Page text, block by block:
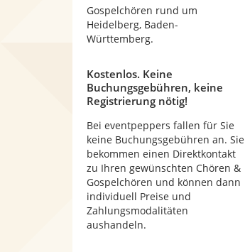
Gospelchören rund um
Heidelberg, Baden-
Württemberg.
Kostenlos. Keine
Buchungsgebühren, keine
Registrierung nötig!
Bei eventpeppers fallen für Sie
keine Buchungsgebühren an. Sie
bekommen einen Direktkontakt
zu Ihren gewünschten Chören &
Gospelchören und können dann
individuell Preise und
Zahlungsmodalitäten
aushandeln.